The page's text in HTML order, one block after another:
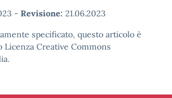
- Revisione: 21.06.2023
specificato, questo articolo è
Licenza Creative Commons